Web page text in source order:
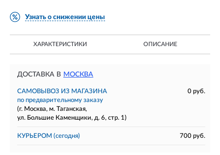
Узнать о снижении цены
ХАРАКТЕРИСТИКИ ОПИСАНИЕ
ДОСТАВКА В МОСКВА
САМОВЫВОЗ ИЗ МАГАЗИНА
0 руб.
по предварительному заказу
(г. Москва, м. Таганская,
ул. Большие Каменщики, д. 6, стр. 1)
КУРЬЕРОМ (сегодня) 700 руб.